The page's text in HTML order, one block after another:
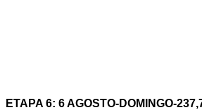
ETAPA 6: 6 AGOSTO-DOMINGO-